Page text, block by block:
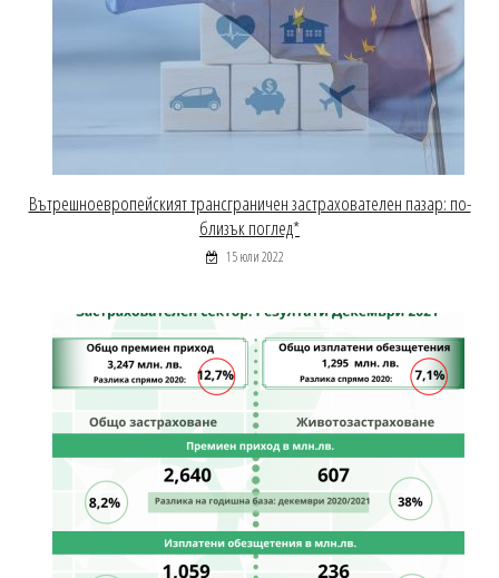
Вътрешноевропейският трансграничен застрахователен пазар: по-
близък поглед*
15 юли 2022